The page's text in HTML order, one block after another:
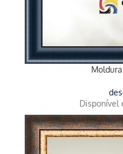
Disponível